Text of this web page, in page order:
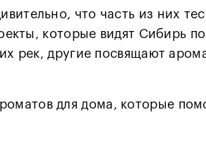
что часть из них
которые видят Сибирь
рек, другие посвящают
для дома, которые